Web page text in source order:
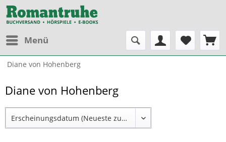
Menü
Diane von Hohenberg
Diane von Hohenberg